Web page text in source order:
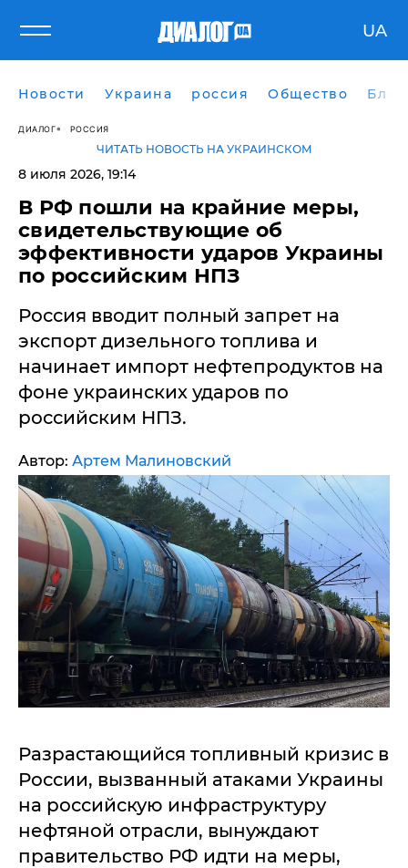
UA
Новости Украина россия Общество
ДИАЛОГ РОССИЯ
ЧИТАТЬ НОВОСТЬ НА УКРАИНСКОМ
8 июля 2026, 19:14
В РФ пошли на крайние меры,
свидетельствующие об
эффективности ударов Украины
по российским НПЗ
Россия вводит полный запрет на
экспорт дизельного топлива и
начинает импорт нефтепродуктов на
фоне украинских ударов по
российским НПЗ.
Автор: Артем Малиновский
Разрастающийся топливный кризис в
России, вызванный атаками Украины
на российскую инфраструктуру
нефтяной отрасли, вынуждают
правительство РФ идти на меры,